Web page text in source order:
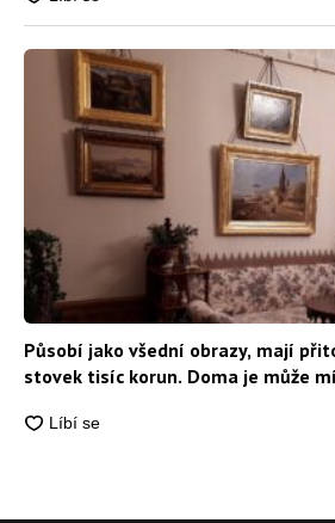
Působí jako všední obrazy, mají
stovek tisíc korun. Doma je může